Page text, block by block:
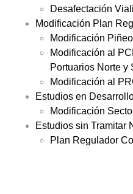
Desafectación
Modificación Plan
Modificación Piñeo
Modificación al
Portuarios Norte y
Modificación al
Estudios en
Modificación
Estudios sin Tramitar
Plan Regulador